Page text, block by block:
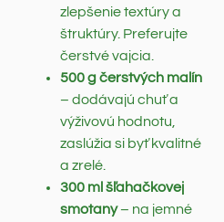
zlepšenie textúry a
štruktúry. Preferujte
čerstvé vajcia.
500 g čerstvých malín
– dodávajú chuť a
výživovú hodnotu,
zaslúžia si byť kvalitné
a zrelé.
300 ml šľahačkovej
smotany– na jemné